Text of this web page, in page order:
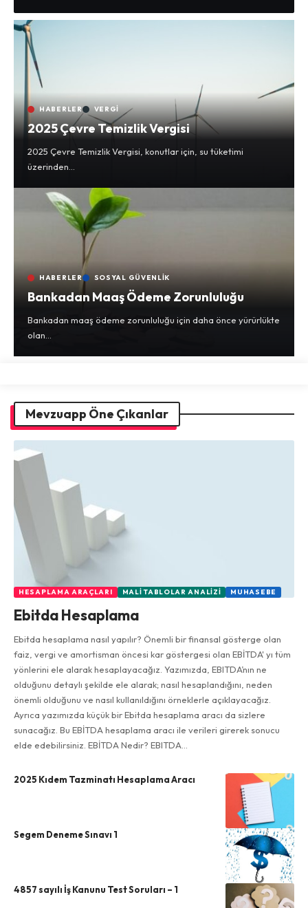
HABERLER VERGI
2025 Çevre Temizlik Vergisi
2025 Çevre Temizlik Vergisi, konutlar için, su tüketimi
üzerinden…
HABERLER SOSYAL GÜVENLIK
Bankadan Maaş Ödeme Zorunluluğu
Bankadan maaş ödeme zorunluluğu için daha önce yürürlükte
olan…
Mevzuapp Öne Çıkanlar
HESAPLAMA ARAÇLARI MALI TABLOLAR ANALIZI MUHASEBE
Ebitda Hesaplama
Ebitda hesaplama nasıl yapılır? Önemli bir finansal gösterge olan
faiz, vergi ve amortisman öncesi kar göstergesi olan EBİTDA' yı tüm
yönlerini ele alarak hesaplayacağız. Yazımızda, EBITDA’nın ne
olduğunu detaylı şekilde ele alarak; nasıl hesaplandığını, neden
önemli olduğunu ve nasıl kullanıldığını örneklerle açıklayacağız.
Ayrıca yazımızda küçük bir Ebitda hesaplama aracı da sizlere
sunacağız. Bu EBİTDA hesaplama aracı ile verileri girerek sonucu
elde edebilirsiniz. EBİTDA Nedir? EBITDA…
2025 Kıdem Tazminatı Hesaplama Aracı
Segem Deneme Sınavı 1
4857 sayılı İş Kanunu Test Soruları – 1